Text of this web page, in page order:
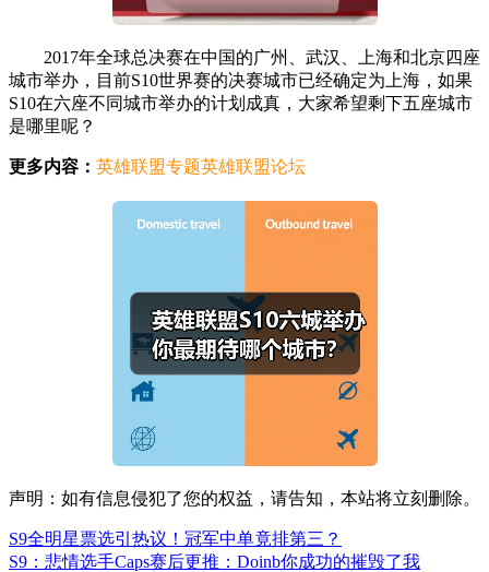
2017年全球总决赛在中国的广州、武汉、上海和北京四座
城市举办，目前S10世界赛的决赛城市已经确定为上海，如果
S10在六座不同城市举办的计划成真，大家希望剩下五座城市
是哪里呢？
更多内容： 英雄联盟专题英雄联盟论坛
声明：如有信息侵犯了您的权益，请告知，本站将立刻删除。
S9全明星票选引热议！冠军中单竟排第三？
S9：悲情选手Caps赛后更推：Doinb你成功的摧毁了我